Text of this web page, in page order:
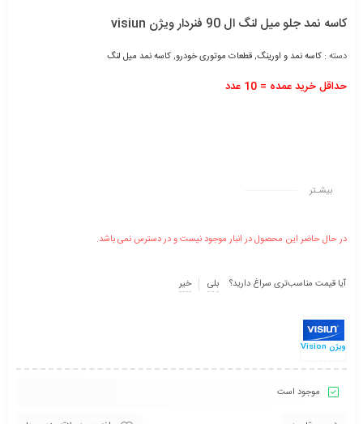
کاسه‌ نمد جلو میل‌ لنگ ال 90 فنردار ویژن visiun
دسته : کاسه نمد و اورینگ,قطعات موتوری خودرو,کاسه نمد میل لنگ
حداقل خرید عمده = 10 عدد
بیشـتر
در حال حاضر این محصول در انبار موجود نیست و در دسترس نمی باشد.
آیا قیمت مناسب‌تری سراغ دارید؟ بلی خیر
ویژن Vision
موجود است